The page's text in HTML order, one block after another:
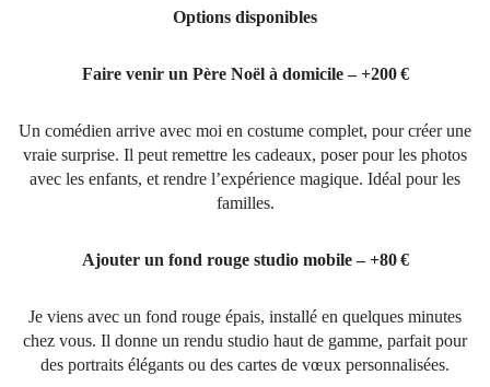
Options disponibles
Faire venir un Père Noël à domicile – +200 €
Un comédien arrive avec moi en costume complet, pour créer une
vraie surprise. Il peut remettre les cadeaux, poser pour les photos
avec les enfants, et rendre l’expérience magique. Idéal pour les
familles.
Ajouter un fond rouge studio mobile – +80 €
Je viens avec un fond rouge épais, installé en quelques minutes
chez vous. Il donne un rendu studio haut de gamme, parfait pour
des portraits élégants ou des cartes de vœux personnalisées.